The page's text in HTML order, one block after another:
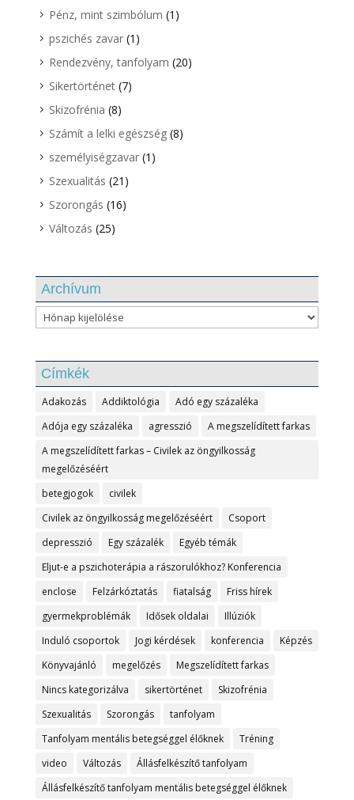
Pénz, mint szimbólum (1)
pszichés zavar(1)
Rendezvény, tanfolyam (20)
Sikertörténet(7)
Skizofrénia (8)
Számít a lelki egészség(8)
személyiségzavar(1)
Szexualitás (21)
Szorongás (16)
Változás (25)
Archívum
Archívum
Címkék
Adakozás Addiktológia
Adó egy százaléka
Adója egy százaléka
agresszió
A megszelídített farkas
A megszelídített farkas – Civilek az öngyilkosság
megelőzéséért
betegjogok
civilek
Civilek az öngyilkosság megelőzéséért
Csoport
depresszió
Egy százalék
Egyéb témák
Eljut-e a pszichoterápia a rászorulókhoz? Konferencia
enclose
Felzárkóztatás fiatalság
Friss hírek
gyermekproblémák
Idősek oldalai
Illúziók
Induló csoportok
Jogi kérdések konferencia
Képzés
Könyvajánló
megelőzés
Megszelídített farkas
Nincs kategorizálva
sikertörténet
Skizofrénia
Szexualitás
Szorongás
tanfolyam
Tanfolyam mentális betegséggel élőknek
Tréning
video
Változás
Állásfelkészítő tanfolyam
Állásfelkészítő tanfolyam mentális betegséggel élőknek